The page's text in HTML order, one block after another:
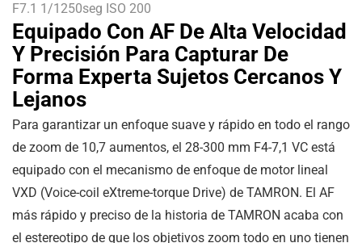
Equipado Con AF De Alta Velocidad
Y Precisión Para Capturar De
Forma Experta Sujetos Cercanos Y
Lejanos
Para garantizar un enfoque suave y rápido en todo el rango
de zoom de 10,7 aumentos, el 28-300 mm F4-7,1 VC está
equipado con el mecanismo de enfoque de motor lineal
VXD (Voice-coil eXtreme-torque Drive) de TAMRON. El AF
más rápido y preciso de la historia de TAMRON acaba con
el estereotipo de que los objetivos zoom todo en uno tienen
F7.1 1/1250seg ISO 200